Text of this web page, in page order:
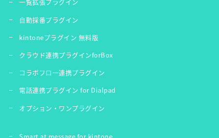
一覧拡張プラグイン
自動採番プラグイン
kintoneプラグイン 無料版
クラウド連携プラグインforBox
コラボフロー連携プラグイン
電話連携プラグイン for Dialpad
オプション・ワンプラグイン